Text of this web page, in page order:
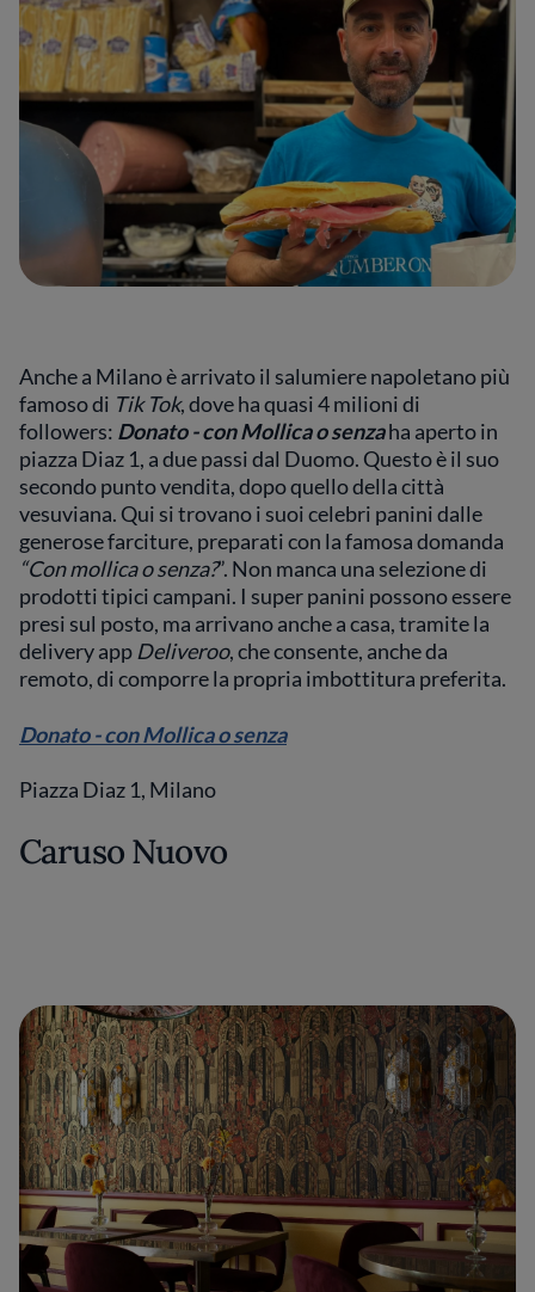
Anche a Milano è arrivato il salumiere napoletano più
famoso di Tik Tok, dove ha quasi 4 milioni di
followers: Donato - con Mollica o senzaha aperto in
piazza Diaz 1, a due passi dal Duomo. Questo è il suo
secondo punto vendita, dopo quello della città
vesuviana. Qui si trovano i suoi celebri panini dalle
generose farciture, preparati con la famosa domanda
“Con mollica o senza?”. Non manca una selezione di
prodotti tipici campani. I super panini possono essere
presi sul posto, ma arrivano anche a casa, tramite la
delivery app Deliveroo, che consente, anche da
remoto, di comporre la propria imbottitura preferita.
Donato - con Mollica o senza
Piazza Diaz 1, Milano
Caruso Nuovo